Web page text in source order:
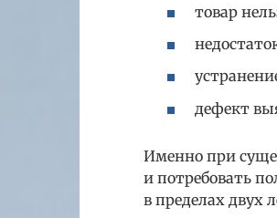
товар
дефект
Именно при
и потребовать
в пределах двух